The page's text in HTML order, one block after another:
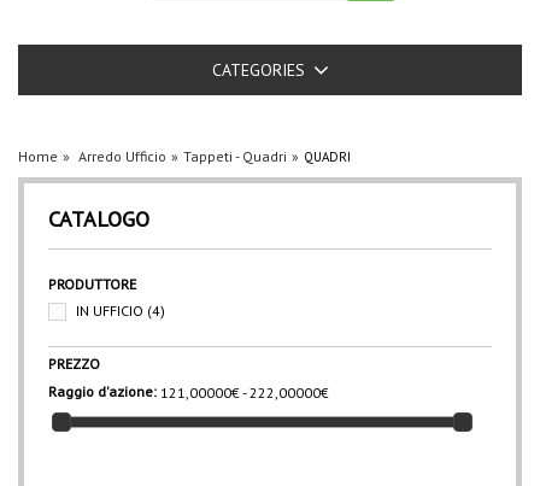
CATEGORIES
Home Arredo Ufficio Tappeti - Quadri QUADRI
CATALOGO
PRODUTTORE
IN UFFICIO (4)
PREZZO
Raggio d'azione: 121,00000€ - 222,00000€